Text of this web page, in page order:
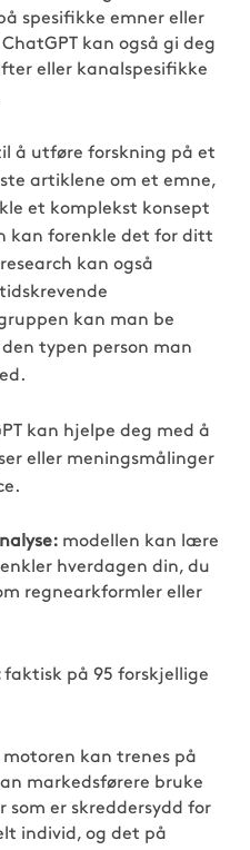
spesifikke emner eller
kan også gi deg
eller kanalspesifikke
å utføre forskning på et
artiklene om et emne,
et komplekst konsept
kan forenkle det for ditt
kan også
kan man be
typen person man
kan hjelpe deg med å
eller meningsmålinger
modellen kan lære
hverdagen din, du
regnearkformler eller
faktisk på 95 forskjellige
motoren kan trenes på
markedsførere bruke
som er skreddersydd for
individ, og det på